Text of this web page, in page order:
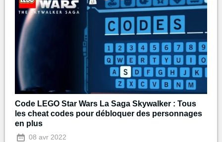
Code LEGO Star Wars La Saga Skywalker : Tous
les cheat codes pour débloquer des personnages
en plus
08 avr 2022